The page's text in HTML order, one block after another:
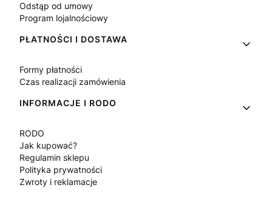
Odstąp od umowy
Program lojalnościowy
PŁATNOŚCI I DOSTAWA
Formy płatności
Czas realizacji zamówienia
INFORMACJE I RODO
RODO
Jak kupować?
Regulamin sklepu
Polityka prywatności
Zwroty i reklamacje